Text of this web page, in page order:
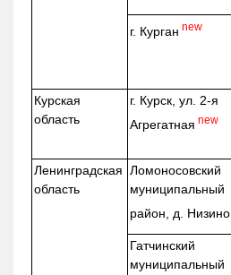
г. Курган new
Курская
область
г. Курск, ул. 2-я
Агрегатная new
Ленинградская
область
Ломоносовский
муниципальный
район, д. Низино
Гатчинский
муниципальный